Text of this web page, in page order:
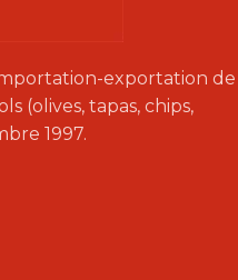
exportation de
(olives, tapas, chips,
1997.